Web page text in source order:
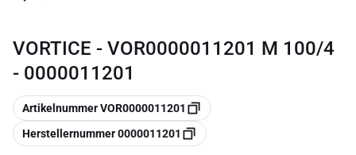
VORTICE - VOR0000011201 M 100/4
- 0000011201
Kopieren
Artikelnummer VOR0000011201
Kopieren
Herstellernummer 0000011201